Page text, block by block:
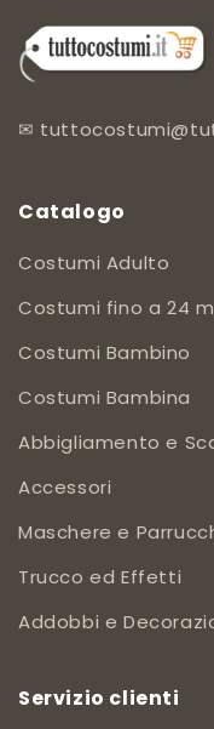
✉
Catalogo
Costumi Adulto
Costumi fino a 24
Costumi Bambino
Costumi Bambina
Abbigliamento e
Accessori
Maschere e
Trucco ed Effetti
Addobbi e
Servizio clienti